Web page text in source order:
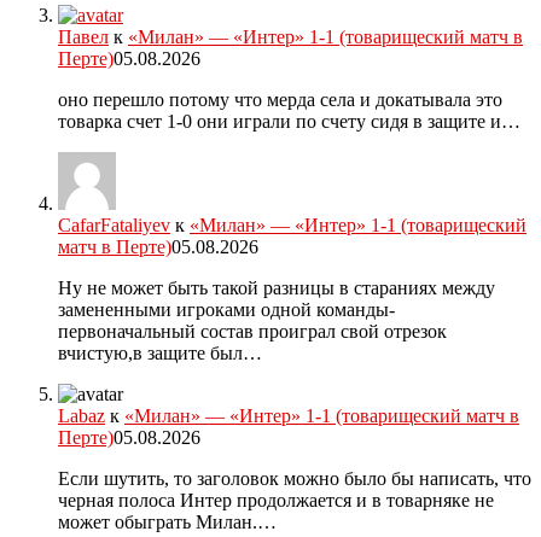
Павел к «Милан» — «Интер» 1-1 (товарищеский матч в
Перте)05.08.2026
оно перешло потому что мерда села и докатывала это
товарка счет 1-0 они играли по счету сидя в защите и…
CafarFataliyev к «Милан» — «Интер» 1-1 (товарищеский
матч в Перте)05.08.2026
Ну не может быть такой разницы в стараниях между
замененными игроками одной команды-
первоначальный состав проиграл свой отрезок
вчистую,в защите был…
Labaz к «Милан» — «Интер» 1-1 (товарищеский матч в
Перте)05.08.2026
Если шутить, то заголовок можно было бы написать, что
черная полоса Интер продолжается и в товарняке не
может обыграть Милан.…